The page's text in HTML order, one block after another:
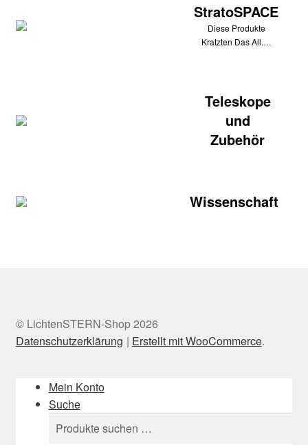
StratoSPACE
Diese Produkte
Kratzten Das All.…
Teleskope
und
Zubehör
Wissenschaft
© LichtenSTERN-Shop 2026
Datenschutzerklärung
Erstellt mit WooCommerce.
Mein Konto
Suche
Suchen
nach:
Suchen